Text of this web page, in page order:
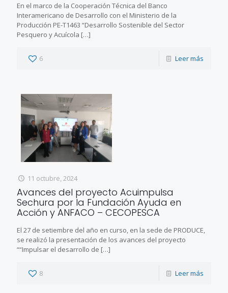
En el marco de la Cooperación Técnica del Banco
Interamericano de Desarrollo con el Ministerio de la
Producción PE-T1463 “Desarrollo Sostenible del Sector
Pesquero y Acuícola […]
6 Leer más
11 octubre, 2024
Avances del proyecto Acuimpulsa
Sechura por la Fundación Ayuda en
Acción y ANFACO – CECOPESCA
El 27 de setiembre del año en curso, en la sede de PRODUCE,
se realizó la presentación de los avances del proyecto
““Impulsar el desarrollo de […]
8 Leer más